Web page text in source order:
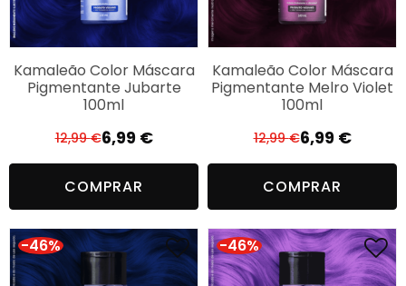
Kamaleão Color Máscara
Pigmentante Jubarte
100ml
12,99€O
preço
original
era:
12,99 €.
6,99 €
O
preço
atual
é:
6,99 €.
COMPRAR
Kamaleão Color Máscara
Pigmentante Melro Violet
100ml
12,99€O
preço
original
era:
12,99 €.
6,99 €
O
preço
atual
é:
6,99 €.
COMPRAR
-46% -46%